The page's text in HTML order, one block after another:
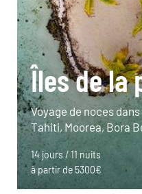
Îles de la
Voyage de noces
Tahiti, Moorea, Bora
14 jours / 11 nuits
à partir de 5300€